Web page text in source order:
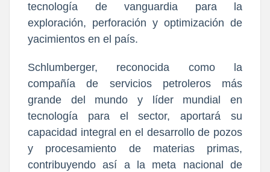
tecnología de vanguardia para la
exploración, perforación y optimización de
yacimientos en el país.
Schlumberger, reconocida como la
compañía de servicios petroleros más
grande del mundo y líder mundial en
tecnología para el sector, aportará su
capacidad integral en el desarrollo de pozos
y procesamiento de materias primas,
contribuyendo así a la meta nacional de